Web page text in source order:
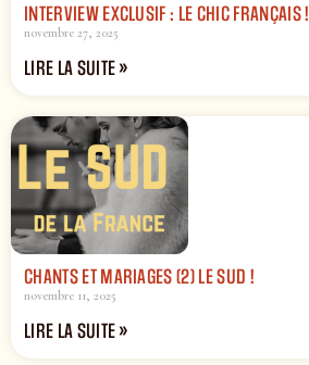
INTERVIEW EXCLUSIF : LE CHIC FRANÇAIS !
novembre 27, 2025
LIRE LA SUITE »
CHANTS ET MARIAGES (2) LE SUD !
novembre 11, 2025
LIRE LA SUITE »